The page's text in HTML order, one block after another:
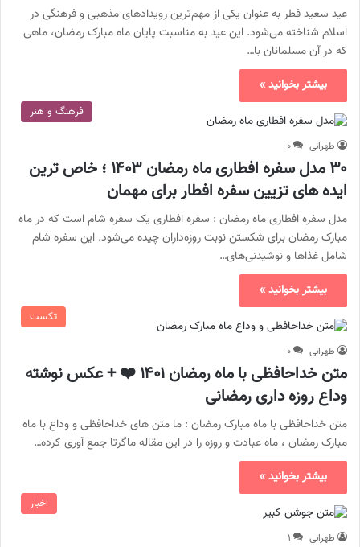
عید سعید فطر به عنوان یکی از مهم‌ترین رویدادهای مذهبی و فرهنگی در
اسلام شناخته می‌شود. این عید به مناسبت پایان ماه مبارک رمضان، ماهی
که در آن مسلمانان با…
بیشتر بخوانید »
فرهنگ و هنر
طهرانی ۰
۳۰ مدل سفره افطاری ماه رمضان ۱۴۰۳ ؛ خاص ترین
ایده های تزیین سفره افطار برای مهمان
مدل سفره افطاری ماه رمضان : سفره افطاری یک سفره شام است که در ماه
مبارک رمضان برای شکستن نوبت روزه‌داران چیده می‌شود. این سفره شام
شامل غذاها و نوشیدنی‌های…
بیشتر بخوانید »
تکست
طهرانی ۰
متن خداحافظی با ماه رمضان ۱۴۰۱ ❤️ + عکس نوشته
وداع روزه داری رمضانی
متن خداحافظی با ماه مبارک رمضان : ما متن های خداحافظی و وداع با ماه
مبارک رمضان ، ماه عبادت و روزه را در این مقاله ماگرتا جمع آوری کرده…
بیشتر بخوانید »
اخبار
طهرانی ۱